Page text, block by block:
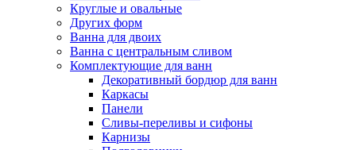
Круглые и овальные
Других форм
Ванна для двоих
Ванна с центральным сливом
Комплектующие для ванн
Декоративный бордюр для ванн
Каркасы
Панели
Сливы-переливы и сифоны
Карнизы